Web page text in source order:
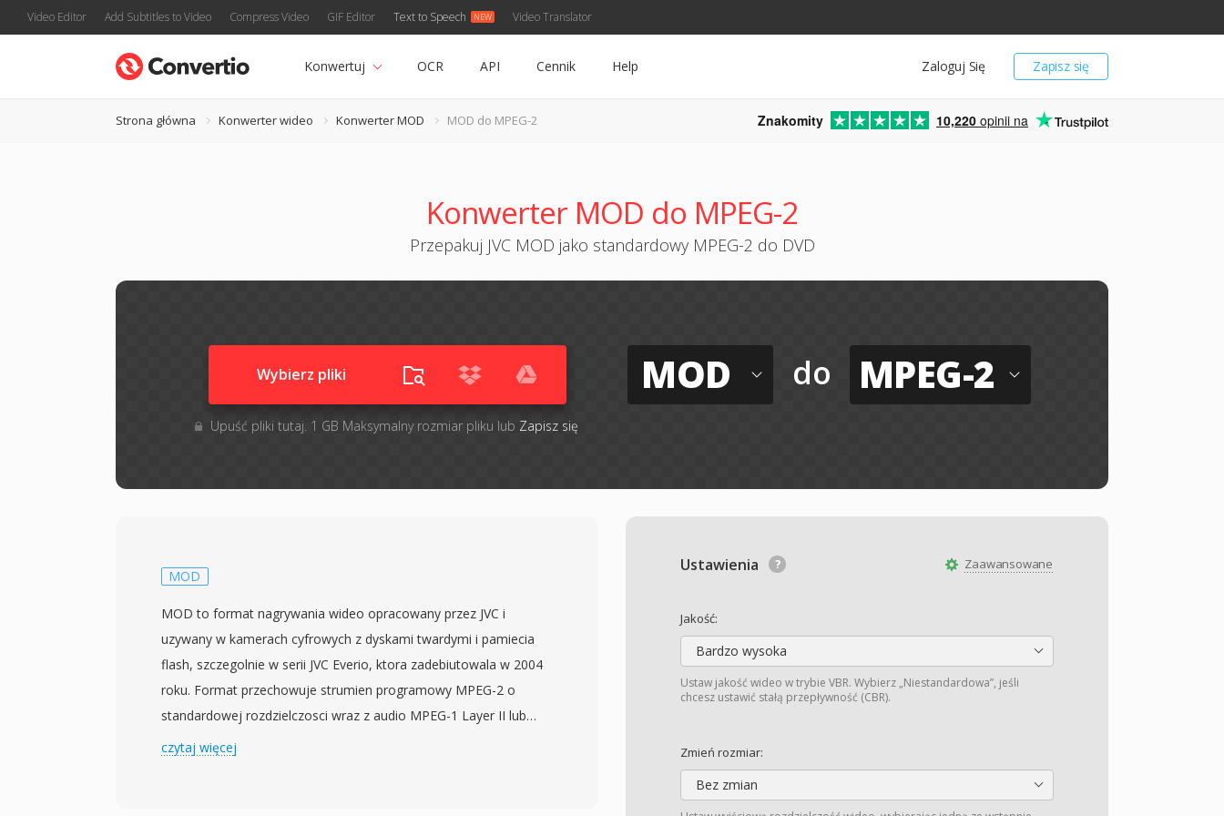
Video Editor Add Subtitles to Video Compress Video GIF Editor Text to Speech Video Translator
Zapisz się
Zaloguj Się
Konwertuj OCR API Cennik Help
Strona główna Konwerter wideo Konwerter MOD MOD do MPEG-2 Znakomity 10,220 opinii na
Konwerter MOD do MPEG-2
Przepakuj JVC MOD jako standardowy MPEG-2 do DVD
Wybierz pliki
Upuść pliki tutaj. 1 GB Maksymalny rozmiar pliku lub Zapisz się
MOD do MPEG-2
Zaawansowane
Ustawienia
Jakość:
Bardzo wysoka
Ustaw jakość wideo w trybie VBR. Wybierz „Niestandardowa”, jeśli
chcesz ustawić stałą przepływność (CBR).
Zmień rozmiar:
Bez zmian
MOD
MOD to format nagrywania wideo opracowany przez JVC i
uzywany w kamerach cyfrowych z dyskami twardymi i pamiecia
flash, szczegolnie w serii JVC Everio, ktora zadebiutowala w 2004
roku. Format przechowuje strumien programowy MPEG-2 o
standardowej rozdzielczosci wraz z audio MPEG-1 Layer II lub
Dolby Digital, tworzac pliki strukturalnie podobne do plikow VOB
czytaj więcej